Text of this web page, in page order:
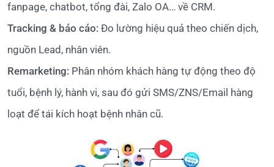
fanpage, chatbot, tổng đài, Zalo OA… về CRM.
Tracking & báo cáo: Đo lường hiệu quả theo chiến dịch,
nguồn Lead, nhân viên.
Remarketing: Phân nhóm khách hàng tự động theo độ
tuổi, bệnh lý, hành vi, sau đó gửi SMS/ZNS/Email hàng
loạt để tái kích hoạt bệnh nhân cũ.